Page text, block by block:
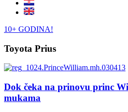
10+ GODINA!
Toyota Prius
Dok čeka na prinovu princ
mukama